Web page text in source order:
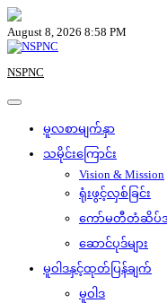
Skip
to
content
August 8, 2026 8:58 PM
NSPNC
မူလစာမျက်နှာ
သမိုင်းကြောင်း
Vision & Mission
ရုံးဖွင့်လှစ်ခြင်း
ကော်မတီတံဆိပ်အ
ဆောင်ပုဒ်များ
မူဝါဒနှင့်ထုတ်ပြန်ချက်
မူဝါဒ